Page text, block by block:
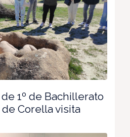
1º de Bachillerato
Corella visita